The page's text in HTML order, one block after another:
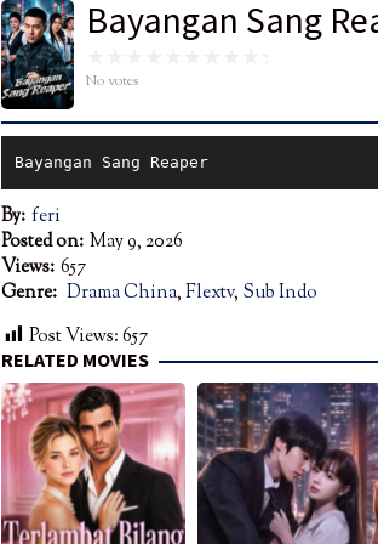
Bayangan Sang
No votes
Bayangan Sang Reaper
By: feri
Posted on: May 9, 2026
Views: 657
Genre: Drama China,Flextv, Sub Indo
Post Views:657
RELATED MOVIES